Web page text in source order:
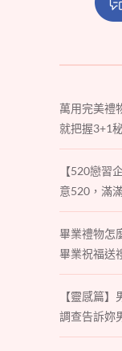
萬用完美禮
就把握3+1
【520戀習
意520，滿
畢業禮物怎
畢業祝福送
【靈感篇
調查告訴妳